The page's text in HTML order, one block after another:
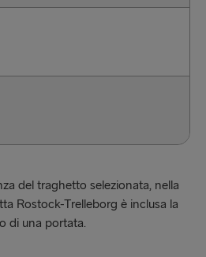
del traghetto selezionata, nella
Rostock-Trelleborg è inclusa la
di una portata.